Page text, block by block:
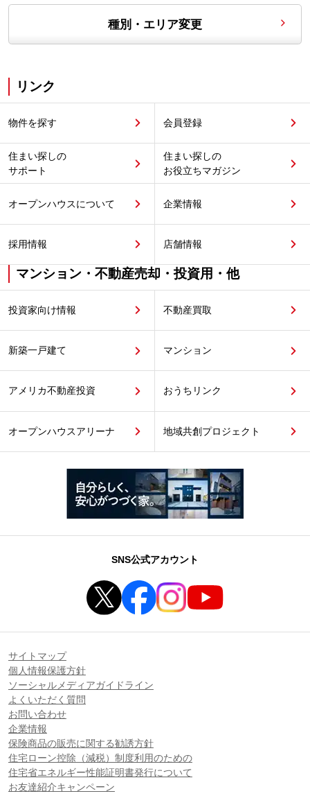
種別・エリア変更
リンク
物件を探す 会員登録
住まい探しの
サポート
住まい探しの
お役立ちマガジン
オープンハウスについて 企業情報
採用情報 店舗情報
マンション・不動産売却・投資用・他
投資家向け情報 不動産買取
新築一戸建て マンション
アメリカ不動産投資 おうちリンク
オープンハウスアリーナ 地域共創プロジェクト
SNS公式アカウント
サイトマップ
個人情報保護方針
ソーシャルメディアガイドライン
よくいただく質問
お問い合わせ
企業情報
保険商品の販売に関する勧誘方針
住宅ローン控除（減税）制度利用のための
住宅省エネルギー性能証明書発行について
お友達紹介キャンペーン